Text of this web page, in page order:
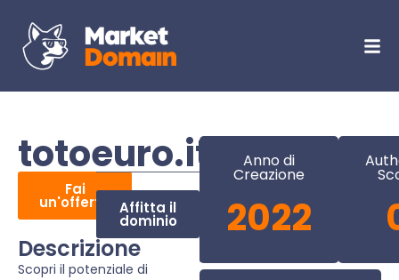
totoeuro.it
Fai
un'offerta Affitta il
dominio
Descrizione
Scopri il potenziale di
Anno di
Creazione
2022